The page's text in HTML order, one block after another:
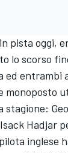
pista oggi,
lo scorso
ed entrambi
monoposto
stagione:
Hadjar
inglese